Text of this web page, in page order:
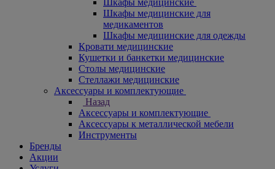
Шкафы медицинские
Шкафы медицинские для
медикаментов
Шкафы медицинские для одежды
Кровати медицинские
Кушетки и банкетки медицинские
Столы медицинские
Стеллажи медицинские
Аксессуары и комплектующие
Назад
Аксессуары и комплектующие
Аксессуары к металлической мебели
Инструменты
Бренды
Акции